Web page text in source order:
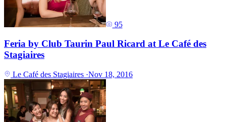
95
Feria by Club Taurin Paul Ricard at Le Café des
Stagiaires
Le Café des Stagiaires ·Nov 18, 2016